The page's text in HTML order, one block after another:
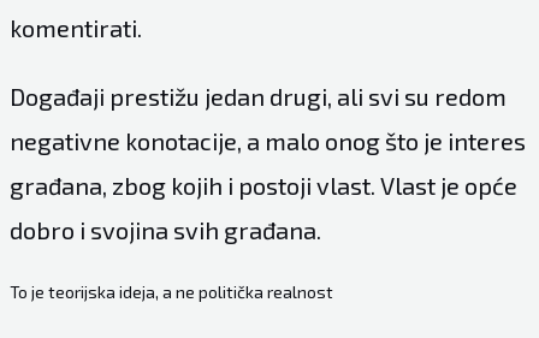
komentirati.
Događaji prestižu jedan drugi, ali svi su redom
negativne konotacije, a malo onog što je interes
građana, zbog kojih i postoji vlast. Vlast je opće
dobro i svojina svih građana.
To je teorijska ideja, a ne politička realnost